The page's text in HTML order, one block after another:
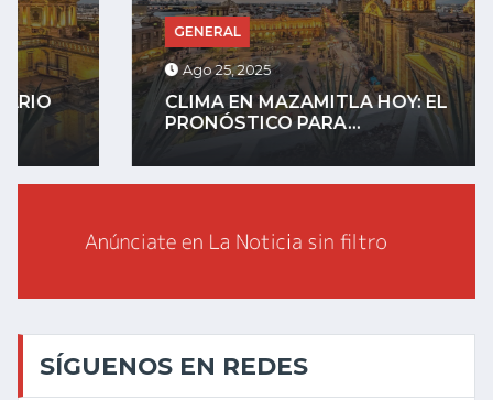
GENERAL
Ago 25, 2025
CLIMA EN MAZAMITLA HOY: EL
PRONÓSTICO PARA...
SÍGUENOS EN REDES